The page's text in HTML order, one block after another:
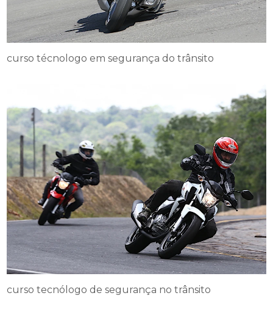
curso técnologo em segurança do trânsito
curso tecnólogo de segurança no trânsito